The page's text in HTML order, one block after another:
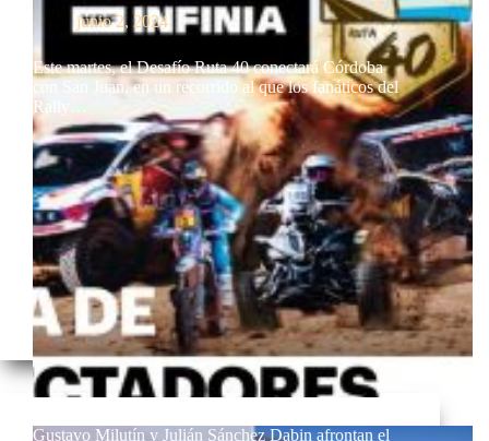
junio 2, 2024
Este martes, el Desafío Ruta 40 conectará Córdoba
con San Juan, en un recorrido al que los fanáticos del
Rally…
Gustavo Milutín y Julián Sánchez Dabin afrontan el